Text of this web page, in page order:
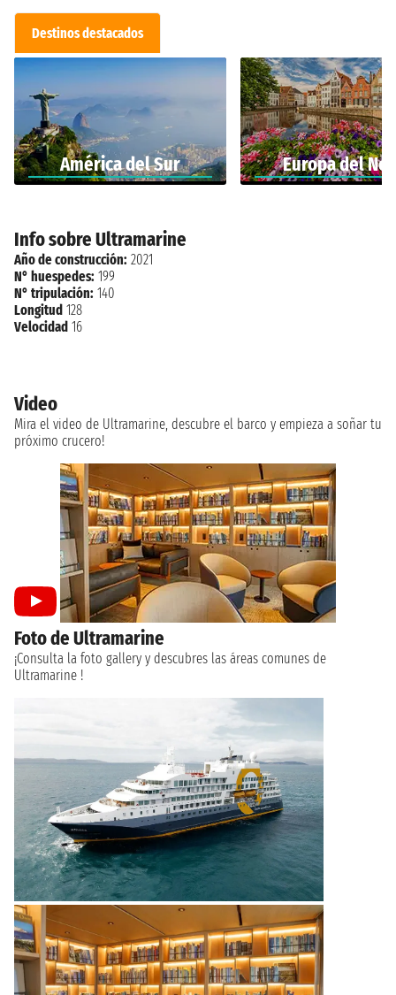
Destinos destacados
América del Sur Europa del
Info sobre Ultramarine
Año de construcción: 2021
N° huespedes: 199
N° tripulación: 140
Longitud 128
Velocidad 16
Video
Mira el video de Ultramarine, descubre el barco y empieza a soñar tu
próximo crucero!
Foto de Ultramarine
¡Consulta la foto gallery y descubres las áreas comunes de
Ultramarine !